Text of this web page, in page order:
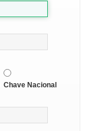
Chave Nacional